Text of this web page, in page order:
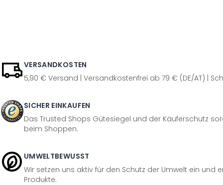
VERSANDKOSTEN
5,90 € Versand | Versandkostenfrei ab 79 € (DE/AT) |
SICHER EINKAUFEN
Das Trusted Shops Gütesiegel und der Käuferschutz
beim Shoppen.
UMWELTBEWUSST
Wir setzen uns aktiv für den Schutz der Umwelt ein und
Produkte.